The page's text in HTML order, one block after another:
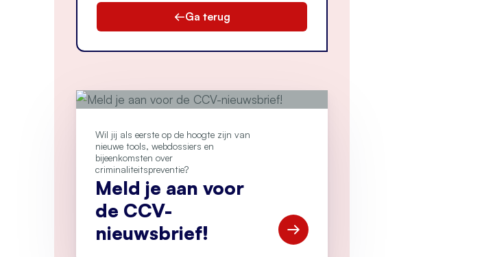
Ga terug
Wil jij als eerste op de hoogte zijn van
nieuwe tools, webdossiers en
bijeenkomsten over
criminaliteitspreventie?
Meld je aan voor
de CCV-
nieuwsbrief!
Open Meld je aan voor de CCV-